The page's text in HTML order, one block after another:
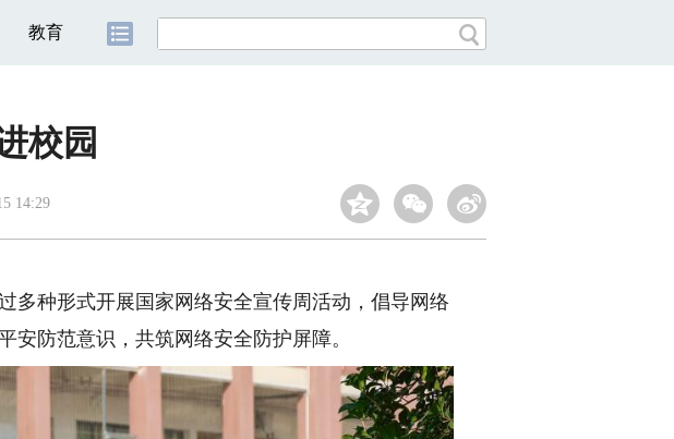
教育
校园
14:29
种形式开展国家网络安全宣传周活动，倡导网络
防范意识，共筑网络安全防护屏障。